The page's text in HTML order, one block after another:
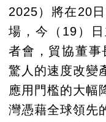
2025）將在20
場，今（19）
者會，貿協董
驚人的速度改變
應用門檻的大幅
灣憑藉全球領先